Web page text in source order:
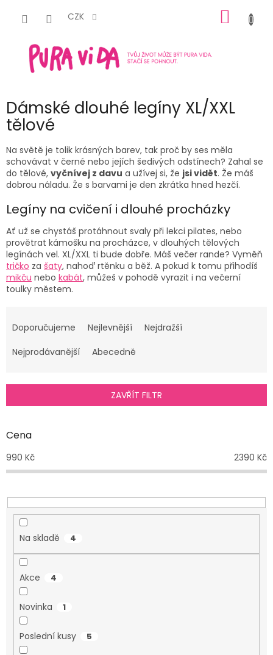
CZK
KOŠÍK
Dámské dlouhé legíny XL/XXL
tělové
Na světě je tolik krásných barev, tak proč by ses měla
schovávat v černé nebo jejích šedivých odstínech? Zahal se
do tělové, vyčnívej z davu a užívej si, že jsi vidět. Že máš
dobrou náladu. Že s barvami je den zkrátka hned hezčí.
Legíny na cvičení i dlouhé procházky
Ať už se chystáš protáhnout svaly při lekci pilates, nebo
provětrat kámošku na procházce, v dlouhých tělových
legínách vel. XL/XXL ti bude dobře. Máš večer rande? Vyměň
tričko za šaty, nahoď rtěnku a běž. A pokud k tomu přihodíš
mikču nebo kabát, můžeš v pohodě vyrazit i na večerní
toulky městem.
a
e
í
r
d
k
t
Doporučujeme Nejlevnější
Nejdražší
Nejprodávanější
Abecedně
ZAVŘÍT FILTR
Cena
990 Kč 2390 Kč
Na skladě 4
Akce 4
Novinka 1
Poslední kusy 5